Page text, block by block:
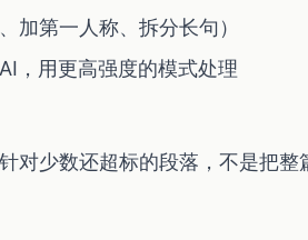
加第一人称、拆分长句）
，用更高强度的模式处理
对少数还超标的段落，不是把整